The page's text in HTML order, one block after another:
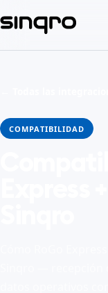
COMPATIBILIDAD